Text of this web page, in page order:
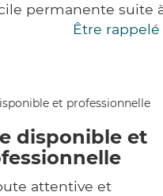
permanente suite
Être
disponible et
attentive et